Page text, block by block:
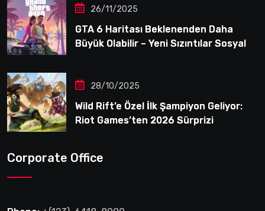
26/11/2025
GTA 6 Haritası Beklenenden Daha
Büyük Olabilir – Yeni Sızıntılar Sosyal
28/10/2025
Wild Rift’e Özel İlk Şampiyon Geliyor:
Riot Games’ten 2026 Sürprizi
Corporate Office